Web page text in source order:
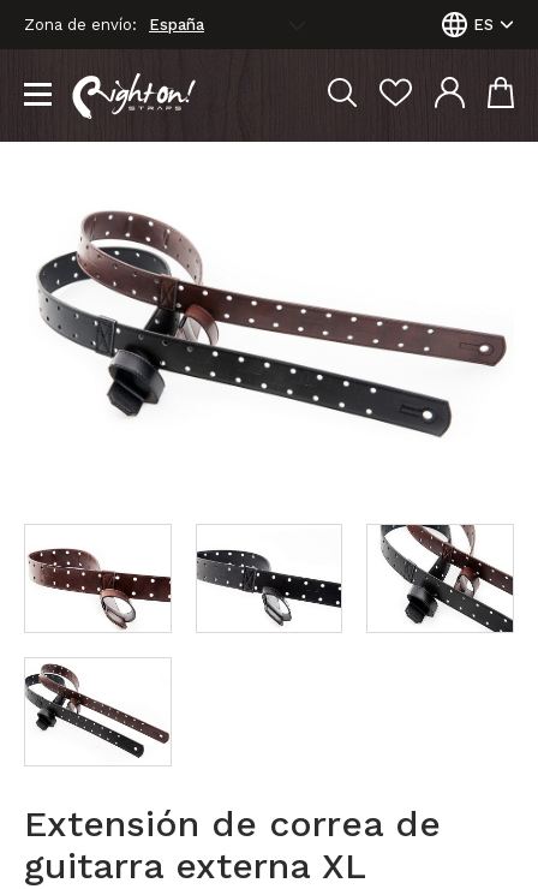
Zona de envío: ES
Extensión de correa de
guitarra externa XL